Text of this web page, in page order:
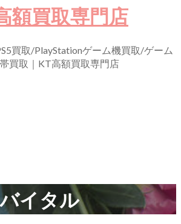
額買取専門店
買取/PlayStationゲーム機買取/ゲーム
買取｜KT高額買取専門店
バイタル